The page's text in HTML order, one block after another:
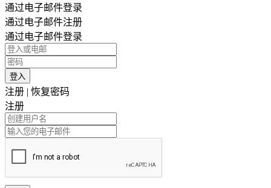
通过电子邮件登录
通过电子邮件注册
通过电子邮件登录
登入
注册 | 恢复密码
注册